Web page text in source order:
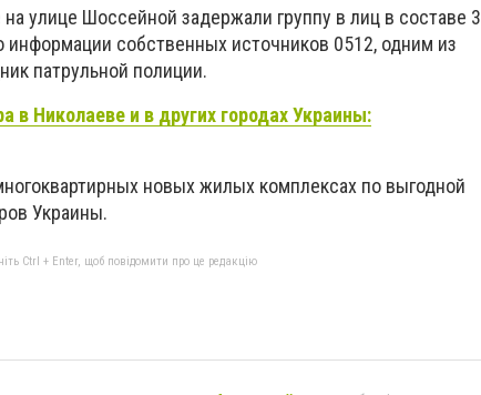
улице Шоссейной задержали группу в лиц в составе 3
собственных источников 0512, одним из
патрульной полиции.
в Николаеве и в других городах Украины:
новых жилых комплексах по выгодной
Украины.
Ctrl + Enter, щоб повідомити про це редакцію